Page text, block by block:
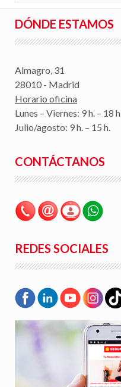
DÓNDE ESTAMOS
Almagro, 31
28010 - Madrid
Horario oficina
Lunes – Viernes: 9 h. – 18 h.
Julio/agosto: 9 h. – 15 h.
CONTÁCTANOS
REDES SOCIALES